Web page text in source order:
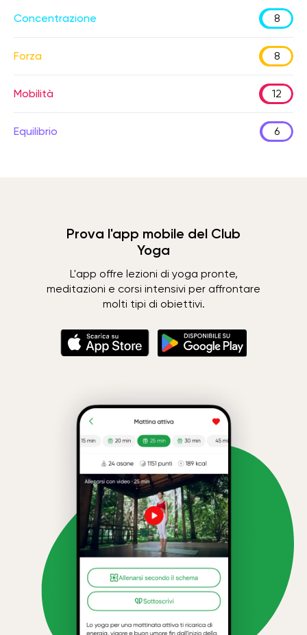
Concentrazione 8
Forza 8
Mobilità 12
Equilibrio 6
Prova l'app mobile del Club
Yoga
L'app offre lezioni di yoga pronte,
meditazioni e corsi intensivi per affrontare
molti tipi di obiettivi.